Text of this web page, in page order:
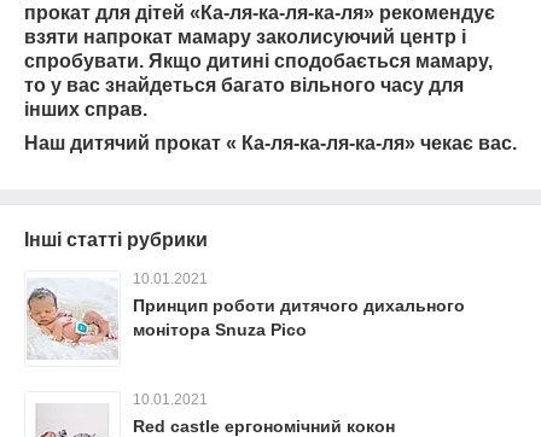
прокат для дітей «Ка-ля-ка-ля-ка-ля» рекомендує
взяти напрокат мамару заколисуючий центр і
спробувати. Якщо дитині сподобається мамару,
то у вас знайдеться багато вільного часу для
інших справ.
Наш дитячий прокат « Ка-ля-ка-ля-ка-ля» чекає вас.
Інші статті рубрики
10.01.2021
Принцип роботи дитячого дихального
монітора Snuza Pico
10.01.2021
Red castle ергономічний кокон